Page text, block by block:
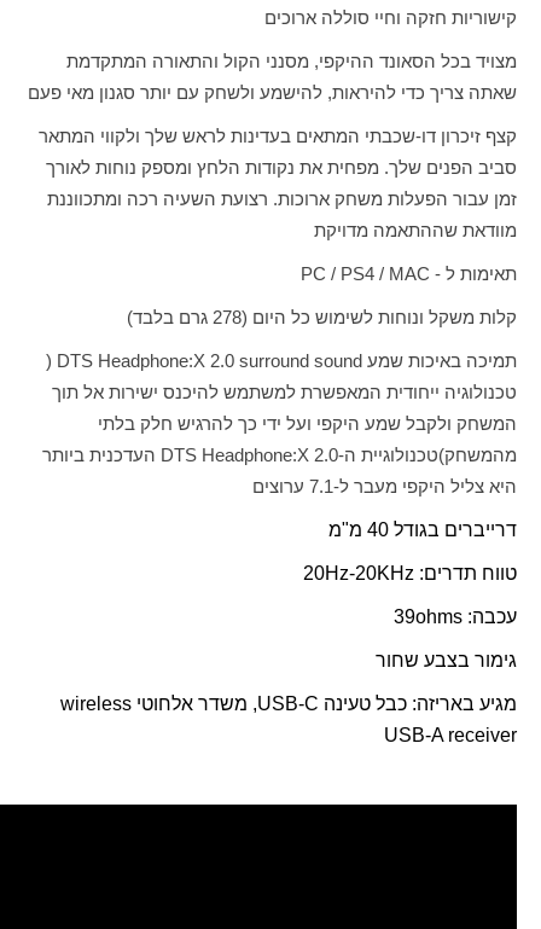
קישוריות חזקה וחיי סוללה ארוכים
מצויד בכל הסאונד ההיקפי, מסנני הקול והתאורה המתקדמת
שאתה צריך כדי להיראות, להישמע ולשחק עם יותר סגנון מאי פעם
קצף זיכרון דו-שכבתי המתאים בעדינות לראש שלך ולקווי המתאר
סביב הפנים שלך. מפחית את נקודות הלחץ ומספק נוחות לאורך
זמן עבור הפעלות משחק ארוכות. רצועת השעיה רכה ומתכווננת
מוודאת שההתאמה מדויקת
תאימות ל - PS4 / MAC
/
PC
קלות משקל ונוחות לשימוש כל היום (278 גרם בלבד)
תמיכה באיכות שמע DTS Headphone:X 2.0 surround sound
(
טכנולוגיה ייחודית המאפשרת למשתמש להיכנס ישירות אל תוך
המשחק ולקבל שמע היקפי ועל ידי כך להרגיש חלק בלתי
מהמשחק)טכנולוגיית ה-DTS Headphone:X 2.0 העדכנית ביותר
היא צליל היקפי מעבר ל-7.1 ערוצים
דרייברים בגודל 40 מ"מ
טווח תדרים: Hz-20KHz
20
עכבה: ohms
39
גימור בצבע שחור
מגיע באריזה: כבל טעינה USB-C, משדר אלחוטי wireless
USB-A receiver